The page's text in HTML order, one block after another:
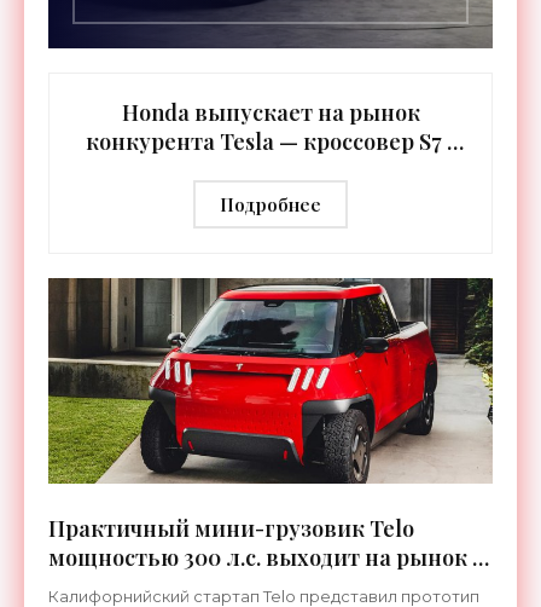
Honda выпускает на рынок
конкурента Tesla — кроссовер S7 -
Подробнее
Практичный мини-грузовик Telo
мощностью 300 л.с. выходит на рынок -
«Электромобили»
Калифорнийский стартап Telo представил прототип